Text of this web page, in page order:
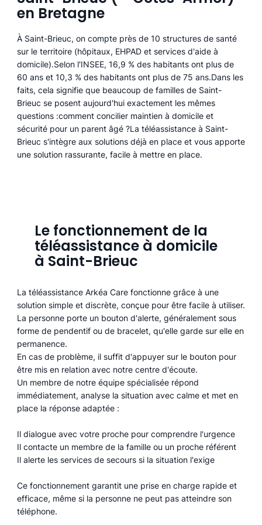
en Bretagne
À Saint-Brieuc, on compte près de 10 structures de santé
sur le territoire (hôpitaux, EHPAD et services d'aide à
domicile).Selon l'INSEE, 16,9 % des habitants ont plus de
60 ans et 10,3 % des habitants ont plus de 75 ans.Dans les
faits, cela signifie que beaucoup de familles de Saint-
Brieuc se posent aujourd'hui exactement les mêmes
questions :comment concilier maintien à domicile et
sécurité pour un parent âgé ?La téléassistance à Saint-
Brieuc s'intègre aux solutions déjà en place et vous apporte
une solution rassurante, facile à mettre en place.
Le fonctionnement de la
téléassistance à domicile
à Saint-Brieuc
La téléassistance Arkéa Care fonctionne grâce à une
solution simple et discrète, conçue pour être facile à utiliser.
La personne porte un bouton d'alerte, généralement sous
forme de pendentif ou de bracelet, qu'elle garde sur elle en
permanence.
En cas de problème, il suffit d'appuyer sur le bouton pour
être mis en relation avec notre centre d'écoute.
Un membre de notre équipe spécialisée répond
immédiatement, analyse la situation avec calme et met en
place la réponse adaptée :
Il dialogue avec votre proche pour comprendre l'urgence
Il contacte un membre de la famille ou un proche référent
Il alerte les services de secours si la situation l'exige
Ce fonctionnement garantit une prise en charge rapide et
efficace, même si la personne ne peut pas atteindre son
téléphone.